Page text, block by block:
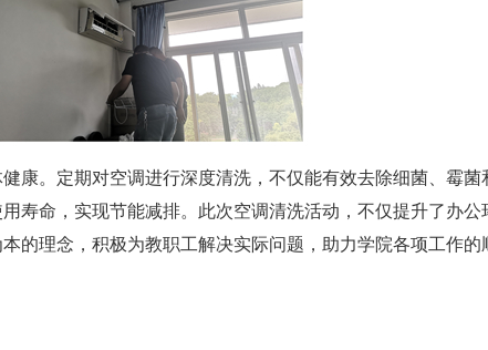
康。定期对空调进行深度清洗，不仅能有效去除细菌、霉菌
寿命，实现节能减排。此次空调清洗活动，不仅提升了办公
的理念，积极为教职工解决实际问题，助力学院各项工作的